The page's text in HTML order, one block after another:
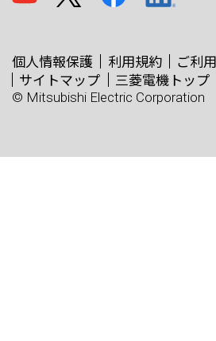
個人情報保護 利用規約
ご利
サイトマップ
三菱電機トップ
© Mitsubishi Electric Corporation